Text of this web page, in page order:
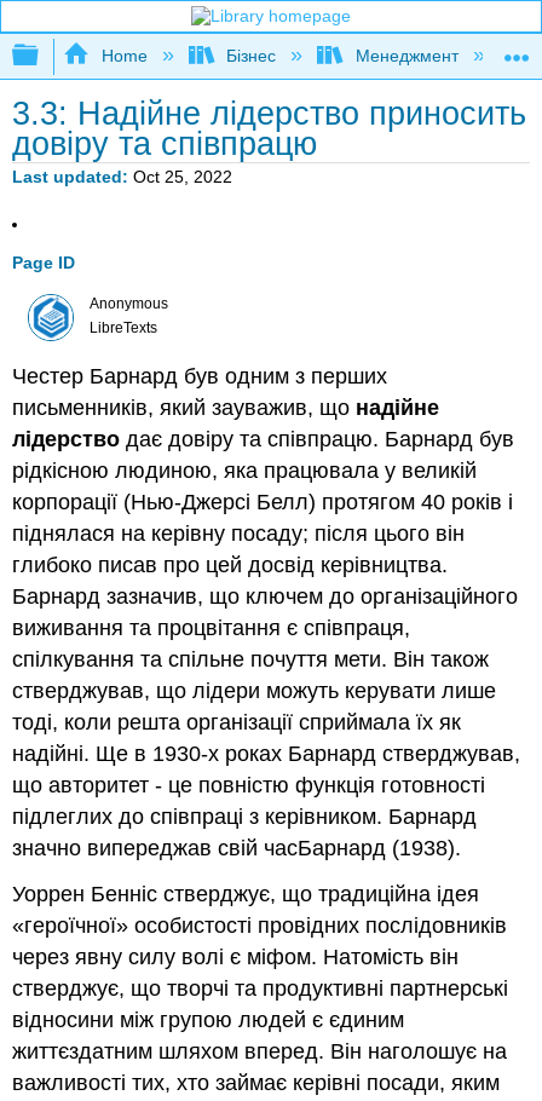
Expand/collapse global hierarchy
Home Бізнес Менеджмент
3.3: Надійне лідерство приносить
довіру та співпрацю
Last updated Oct 25, 2022
Page ID
Anonymous
LibreTexts
Честер Барнард був одним з перших
письменників, який зауважив, що надійне
лідерство дає довіру та співпрацю. Барнард був
рідкісною людиною, яка працювала у великій
корпорації (Нью-Джерсі Белл) протягом 40 років і
піднялася на керівну посаду; після цього він
глибоко писав про цей досвід керівництва.
Барнард зазначив, що ключем до організаційного
виживання та процвітання є співпраця,
спілкування та спільне почуття мети. Він також
стверджував, що лідери можуть керувати лише
тоді, коли решта організації сприймала їх як
надійні. Ще в 1930-х роках Барнард стверджував,
що авторитет - це повністю функція готовності
підлеглих до співпраці з керівником. Барнард
значно випереджав свій часБарнард (1938).
Уоррен Бенніс стверджує, що традиційна ідея
«героїчної» особистості провідних послідовників
через явну силу волі є міфом. Натомість він
стверджує, що творчі та продуктивні партнерські
відносини між групою людей є єдиним
життєздатним шляхом вперед. Він наголошує на
важливості тих, хто займає керівні посади, яким